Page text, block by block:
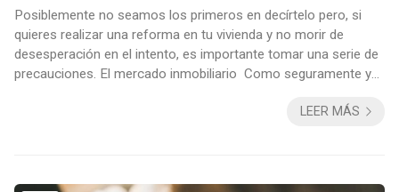
Posiblemente no seamos los primeros en decírtelo pero, si
quieres realizar una reforma en tu vivienda y no morir de
desesperación en el intento, es importante tomar una serie de
precauciones. El mercado inmobiliario Como seguramente ya
la tendencia actual de reformar en lugar de comprar nuevas
LEER MÁS